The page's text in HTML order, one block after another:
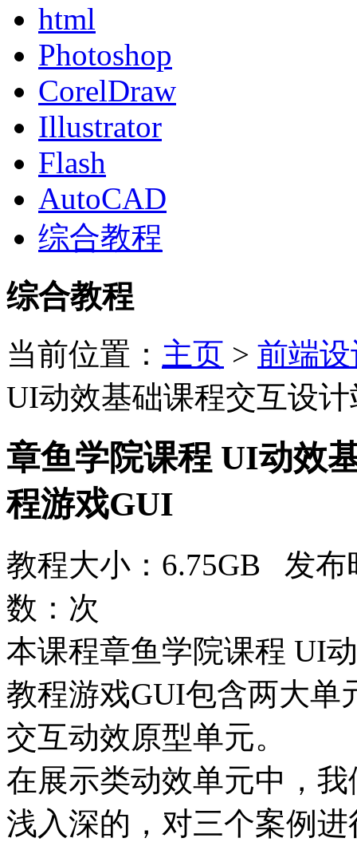
html
Photoshop
CorelDraw
Illustrator
Flash
AutoCAD
综合教程
综合教程
当前位置： 主页 > 前端
UI动效基础课程交互设
章鱼学院课程 UI动效
程游戏GUI
教程大小：6.75GB 发
数： 次
本课程章鱼学院课程 UI
教程游戏GUI包含两大单
交互动效原型单元。
在展示类动效单元中，
浅入深的，对三个案例